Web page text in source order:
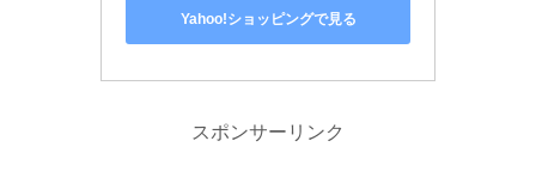
Yahoo!ショッピングで見る
スポンサーリンク